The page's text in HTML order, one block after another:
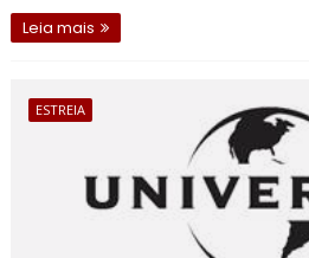
Leia mais
ESTREIA